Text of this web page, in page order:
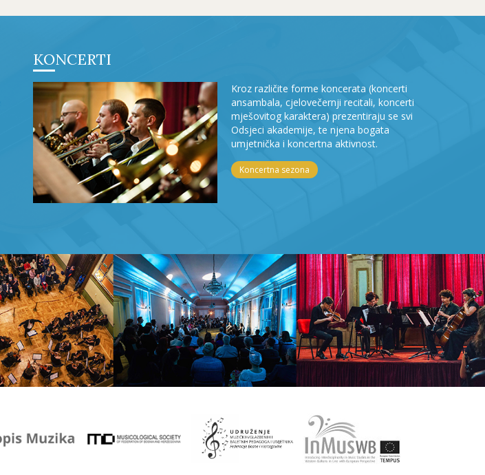
KONCERTI
Kroz različite forme koncerata (koncerti
ansambala, cjelovečernji recitali, koncerti
mješovitog karaktera) prezentiraju se svi
Odsjeci akademije, te njena bogata
umjetnička i koncertna aktivnost.
Koncertna sezona